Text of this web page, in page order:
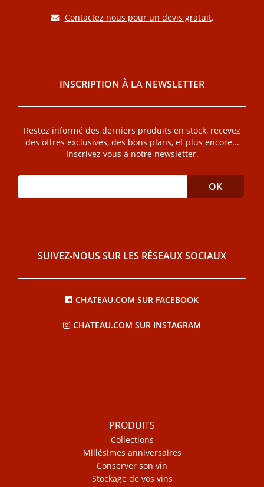
Contactez nous pour un devis gratuit.
INSCRIPTION À LA NEWSLETTER
Restez informé des derniers produits en stock, recevez
des offres exclusives, des bons plans, et plus encore...
Inscrivez vous à notre newsletter.
SUIVEZ-NOUS SUR LES RÉSEAUX SOCIAUX
CHATEAU.COM SUR FACEBOOK
CHATEAU.COM SUR INSTAGRAM
PRODUITS
Collections
Millésimes anniversaires
Conserver son vin
Stockage de vos vins